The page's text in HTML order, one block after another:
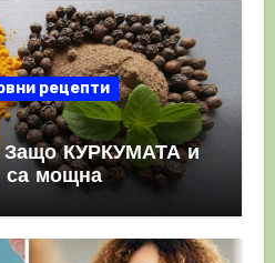
рецепти
Защо КУРКУМАТА и
мощна